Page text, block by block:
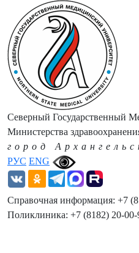
РУС ENG
Северный Государственный
Министерства
город
Справочная информация: +7
Поликлиника: +7 (8182) 20-00-